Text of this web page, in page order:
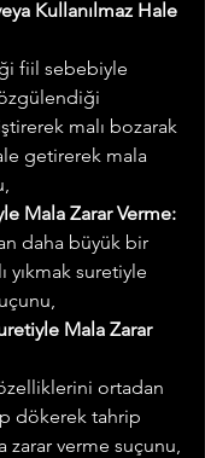
Kullanılmaz Hale
fiil sebebiyle
malı bozarak
getirerek mala
Mala Zarar Verme:
daha büyük bir
yıkmak suretiyle
Mala Zarar
ortadan
dökerek tahrip
zarar verme suçunu,